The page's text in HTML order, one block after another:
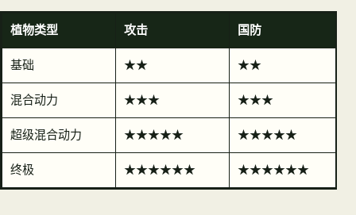
植物类型 攻击 国防
基础 ★★ ★★
混合动力 ★★★ ★★★
超级混合动力 ★★★★★ ★★★★★
终极 ★★★★★★ ★★★★★★